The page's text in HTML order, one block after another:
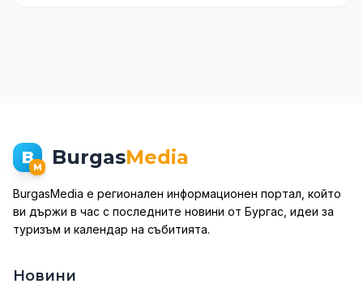
BM BurgasMedia
BurgasMedia е регионален информационен портал, който
ви държи в час с последните новини от Бургас, идеи за
туризъм и календар на събитията.
Новини